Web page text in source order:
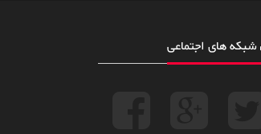
شبکه های اجتماعی